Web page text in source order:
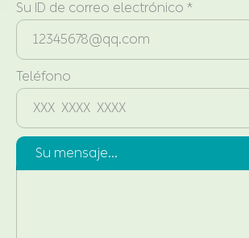
Su ID de correo electrónico *
Teléfono
Su mensaje...